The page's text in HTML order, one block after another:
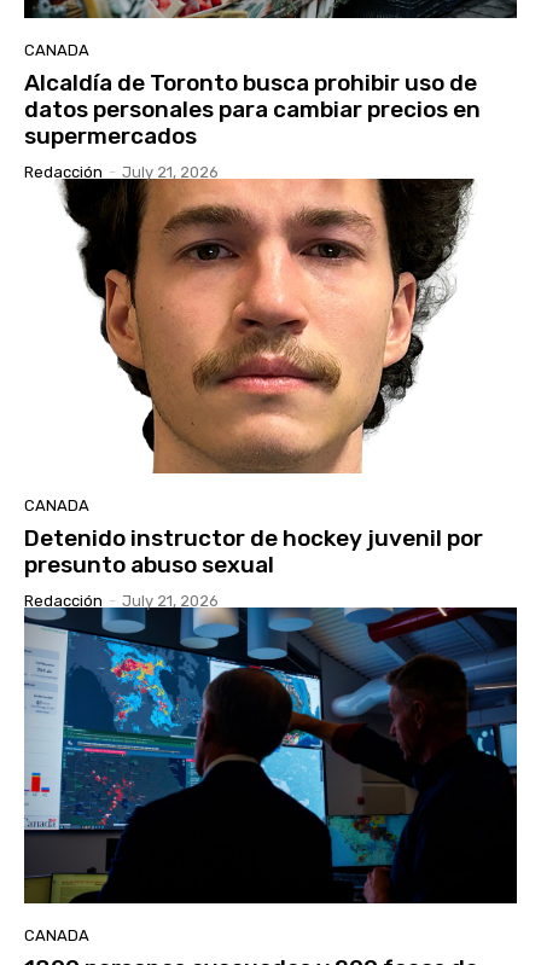
CANADA
Alcaldía de Toronto busca prohibir uso de
datos personales para cambiar precios en
supermercados
Redacción - July 21, 2026
CANADA
Detenido instructor de hockey juvenil por
presunto abuso sexual
Redacción - July 21, 2026
CANADA